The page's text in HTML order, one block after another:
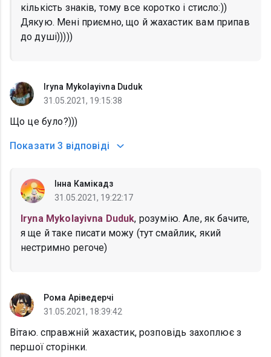
кількість знаків, тому все коротко і стисло:))
Дякую. Мені приємно, що й жахастик вам припав
до душі)))))
Iryna Mykolayivna Duduk
31.05.2021, 19:15:38
Що це було?)))
Показати 3 відповіді
Інна Камікадз
31.05.2021, 19:22:17
Iryna Mykolayivna Duduk, розумію. Але, як бачите,
я ще й таке писати можу (тут смайлик, який
нестримно регоче)
Рома Аріведерчі
31.05.2021, 18:39:42
Вітаю. справжній жахастик, розповідь захоплює з
першої сторінки.